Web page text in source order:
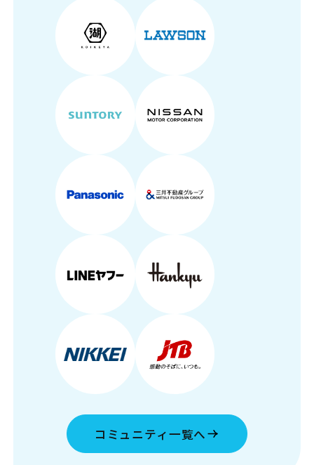
コミュニティ一覧へ